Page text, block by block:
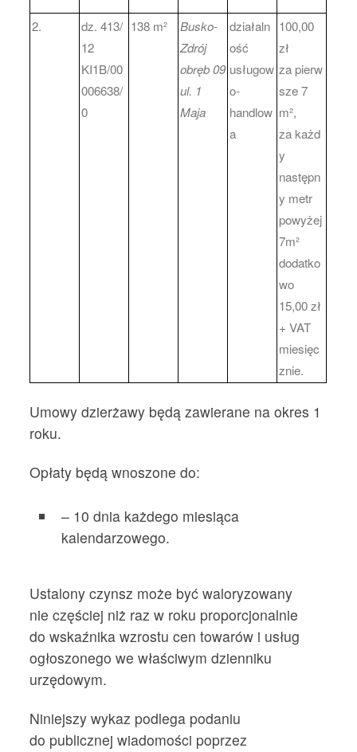
2.
dz. 413/
12
KI1B/00
006638/
0
138 m²
Busko-
Zdrój
obręb 09
ul. 1
Maja
działaln
ość
usługow
o-
handlow
a
100,00
zł
za pierw
sze 7
m²,
za każd
y
następn
y metr
powyżej
7m²
dodatko
wo
15,00 zł
+ VAT
miesięc
znie.
Umowy dzierżawy będą zawierane na okres 1
roku.
Opłaty będą wnoszone do:
– 10 dnia każdego miesiąca
kalendarzowego.
Ustalony czynsz może być waloryzowany
nie częściej niż raz w roku proporcjonalnie
do wskaźnika wzrostu cen towarów i usług
ogłoszonego we właściwym dzienniku
urzędowym.
Niniejszy wykaz podlega podaniu
do publicznej wiadomości poprzez